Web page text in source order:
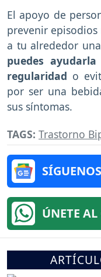
El apoyo de
prevenir
a tu alrededor
puedes
regularidad o
por ser una
sus síntomas.
TAGS: Trastorno
ÚNETE